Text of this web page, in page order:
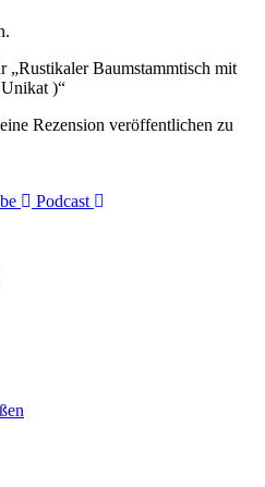
„Rustikaler Baumstammtisch mit
)“
Rezension veröffentlichen zu
Podcast